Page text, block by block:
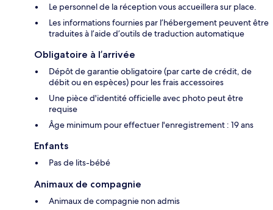
Le personnel de la réception vous accueillera sur place.
Les informations fournies par l’hébergement peuvent être
traduites à l’aide d’outils de traduction automatique
Obligatoire à l’arrivée
Dépôt de garantie obligatoire (par carte de crédit, de
débit ou en espèces) pour les frais accessoires
Une pièce d'identité officielle avec photo peut être
requise
Âge minimum pour effectuer l'enregistrement : 19 ans
Enfants
Pas de lits-bébé
Animaux de compagnie
Animaux de compagnie non admis